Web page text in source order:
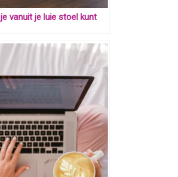
vanuit je luie stoel kunt